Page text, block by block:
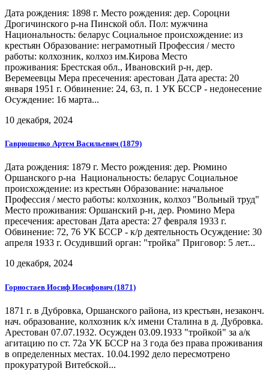
Дата рождения: 1898 г. Место рождения: дер. Сороцни
Дрогичинского р-на Пинской обл. Пол: мужчина
Национальность: беларус Социальное происхождение: из
крестьян Образование: неграмотный Профессия / место
работы: колхозник, колхоз им.Кирова Место
проживания: Брестская обл., Ивановский р-н, дер.
Веремеевцы Мера пресечения: арестован Дата ареста: 20
января 1951 г. Обвинение: 24, 63, п. 1 УК БССР - недонесение
Осуждение: 16 марта...
10 декабря, 2024
Гаврюшенко Артем Васильевич (1879)
Дата рождения: 1879 г. Место рождения: дер. Рюмино
Оршанского р-на Национальность: беларус Социальное
происхождение: из крестьян Образование: начальное
Профессия / место работы: колхозник, колхоз "Вольный труд"
Место проживания: Оршанский р-н, дер. Рюмино Мера
пресечения: арестован Дата ареста: 27 февраля 1933 г.
Обвинение: 72, 76 УК БССР - к/р деятельность Осуждение: 30
апреля 1933 г. Осудивший орган: "тройка" Приговор: 5 лет...
10 декабря, 2024
Горностаев Иосиф Иосифович (1871)
1871 г. в Дубровка, Оршанского района, из крестьян, незаконч.
нач. образование, колхозник к/х имени Сталина в д. Дубровка.
Арестован 07.07.1932. Осужден 03.09.1933 "тройкой" за а/к
агитацию по ст. 72а УК БССР на 3 года без права проживания
в определенных местах. 10.04.1992 дело пересмотрено
прокуратурой Витебской...